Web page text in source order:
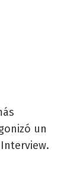
un